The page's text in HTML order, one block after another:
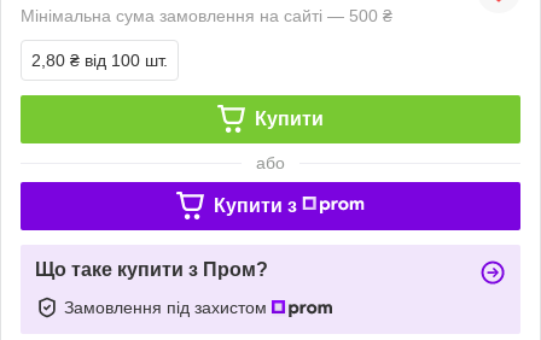
Мінімальна сума замовлення на сайті — 500 ₴
2,80 ₴ від 100 шт.
Купити
або
Купити з
Що таке купити з Пром?
Замовлення під захистом